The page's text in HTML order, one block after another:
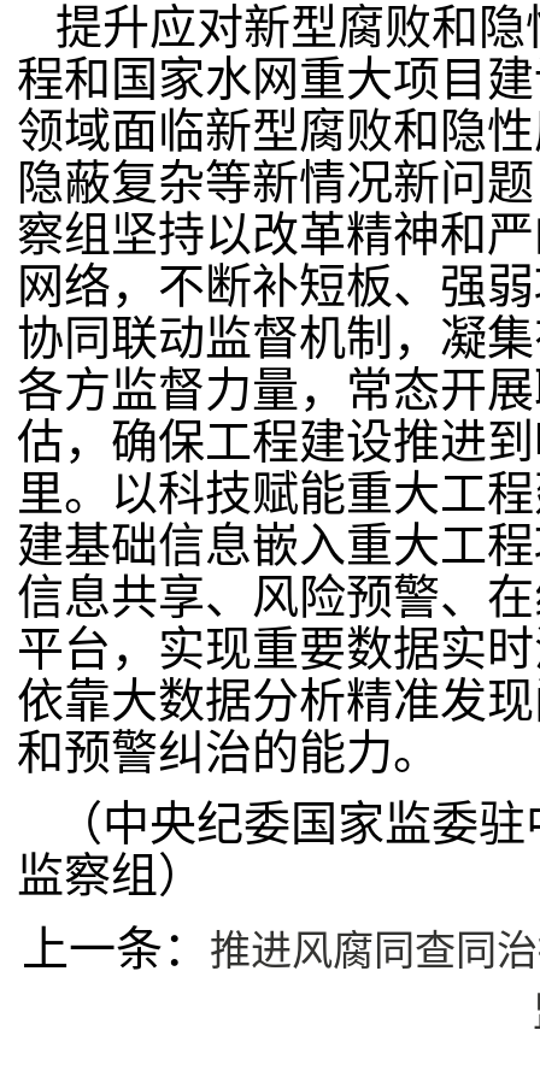
提升应对新型腐败和
程和国家水网重大项目
领域面临新型腐败和隐
隐蔽复杂等新情况新问
察组坚持以改革精神和
网络，不断补短板、强
协同联动监督机制，凝
各方监督力量，常态开
估，确保工程建设推进
里。以科技赋能重大工
建基础信息嵌入重大工
信息共享、风险预警、
平台，实现重要数据实
依靠大数据分析精准发
和预警纠治的能力。
（中央纪委国家监委
监察组）
上一条： 推进风腐同查同